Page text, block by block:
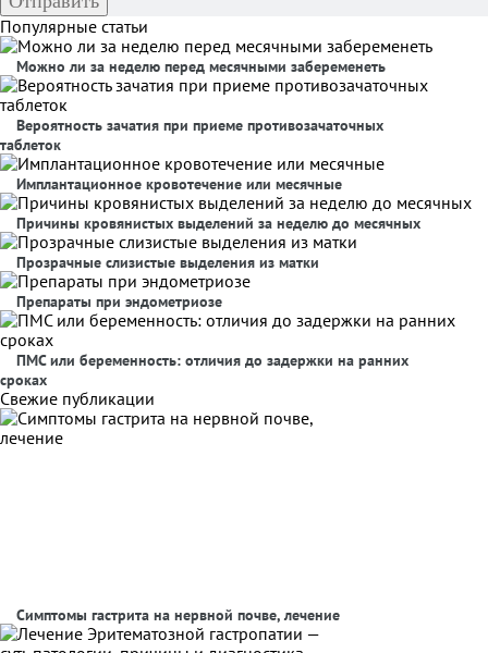
Популярные статьи
Можно ли за неделю перед месячными забеременеть
Вероятность зачатия при приеме противозачаточных
таблеток
Имплантационное кровотечение или месячные
Причины кровянистых выделений за неделю до месячных
Прозрачные слизистые выделения из матки
Препараты при эндометриозе
ПМС или беременность: отличия до задержки на ранних
сроках
Свежие публикации
Симптомы гастрита на нервной почве, лечение